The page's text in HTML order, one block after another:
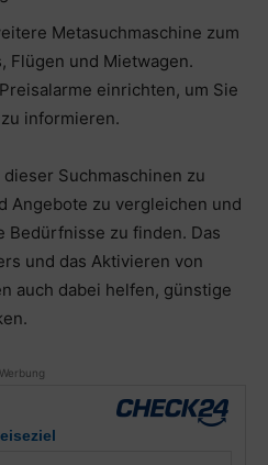
Metasuchmaschine zum
Flügen und Mietwagen.
einrichten, um Sie
informieren.
Suchmaschinen zu
Angebote zu vergleichen und
Bedürfnisse zu finden. Das
und das Aktivieren von
auch dabei helfen, günstige
Werbung